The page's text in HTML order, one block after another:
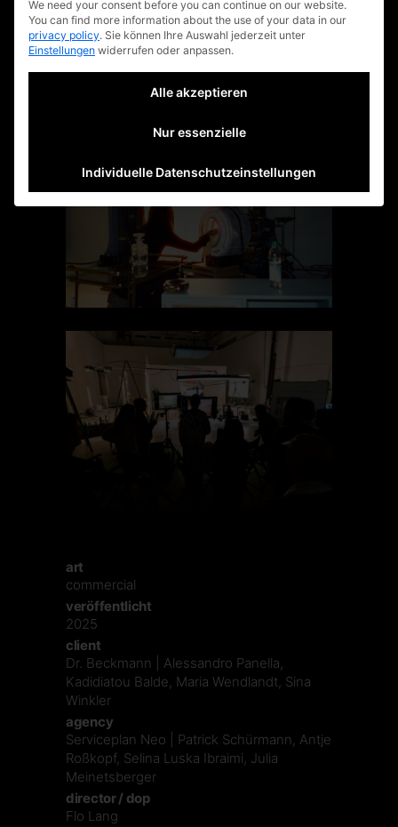
art
commercial
veröffentlicht
2025
client
Dr. Beckmann | Alessandro Panella,
Kadidiatou Balde, Maria Wendlandt, Sina
Winkler
agency
Serviceplan Neo | Patrick Schürmann, Antje
Roßkopf, Selina Luska Ibraimi, Julia
Meinetsberger
director / dop
Flo Lang
We need your consent before you can continue on our website.
You can find more information about the use of your data in our
privacy policy. Sie können Ihre Auswahl jederzeit unter
Einstellungen widerrufen oder anpassen.
Alle akzeptieren
Nur essenzielle
Individuelle Datenschutzeinstellungen